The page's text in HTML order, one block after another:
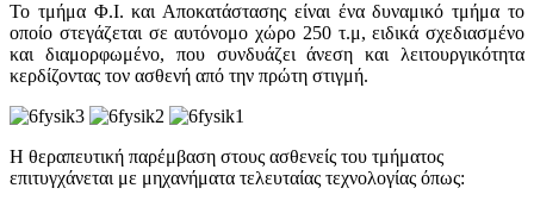
Το τμήμα Φ.Ι. και Αποκατάστασης είναι ένα δυναμικό τμήμα το
οποίο στεγάζεται σε αυτόνομο χώρο 250 τ.μ, ειδικά σχεδιασμένο
και διαμορφωμένο, που συνδυάζει άνεση και λειτουργικότητα
κερδίζοντας τον ασθενή από την πρώτη στιγμή.
Η θεραπευτική παρέμβαση στους ασθενείς του τμήματος
επιτυγχάνεται με μηχανήματα τελευταίας τεχνολογίας όπως: